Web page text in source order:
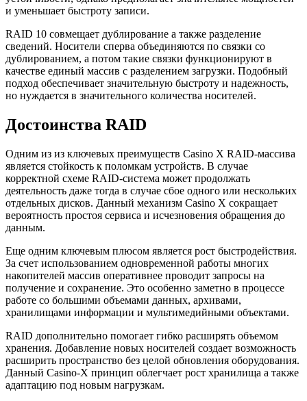
и уменьшает быстроту записи.
RAID 10 совмещает дублирование а также разделение
сведений. Носители сперва объединяются по связки со
дублированием, а потом такие связки функционируют в
качестве единый массив с разделением загрузки. Подобный
подход обеспечивает значительную быстроту и надежность,
но нуждается в значительного количества носителей.
Достоинства RAID
Одним из из ключевых преимуществ Casino X RAID-массива
является стойкость к поломкам устройств. В случае
корректной схеме RAID-система может продолжать
деятельность даже тогда в случае сбое одного или нескольких
отдельных дисков. Данный механизм Casino X сокращает
вероятность простоя сервиса и исчезновения обращения до
данным.
Еще одним ключевым плюсом является рост быстродействия.
За счет использованием одновременной работы многих
накопителей массив оперативнее проводит запросы на
получение и сохранение. Это особенно заметно в процессе
работе со большими объемами данных, архивами,
хранилищами информации и мультимедийными объектами.
RAID дополнительно помогает гибко расширять объемом
хранения. Добавление новых носителей создает возможность
расширить пространство без целой обновления оборудования.
Данный Casino-X принцип облегчает рост хранилища а также
адаптацию под новым нагрузкам.